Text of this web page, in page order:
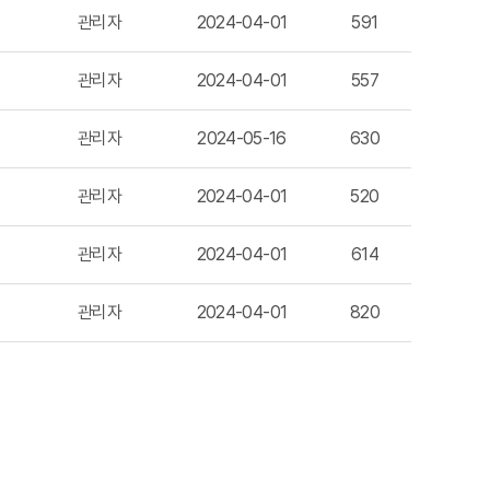
관리자 2024-04-01 591
관리자 2024-04-01 557
관리자 2024-05-16 630
관리자 2024-04-01 520
관리자 2024-04-01 614
관리자 2024-04-01 820